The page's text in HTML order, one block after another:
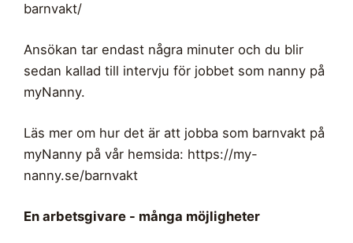
barnvakt/
Ansökan tar endast några minuter och du blir
sedan kallad till intervju för jobbet som nanny på
myNanny.
Läs mer om hur det är att jobba som barnvakt på
myNanny på vår hemsida: https://my-
nanny.se/barnvakt
En arbetsgivare - många möjligheter